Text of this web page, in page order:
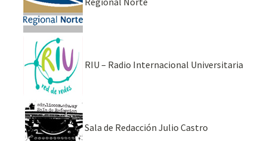
RIU – Radio Internacional Universitaria
Sala de Redacción Julio Castro